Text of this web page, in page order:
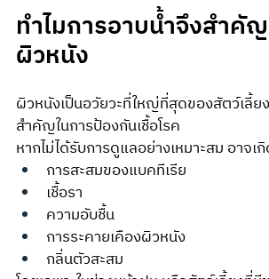
ทำไมการอาบน้ำจึงสำคั
ผิวหนัง
ผิวหนังเป็นอวัยวะที่ใหญ่ที่สุดของสัตว์เลี้ย
สำคัญในการป้องกันเชื้อโรค
หากไม่ได้รับการดูแลอย่างเหมาะสม อาจเ
การสะสมของแบคทีเรีย
เชื้อรา
ความอับชื้น
การระคายเคืองผิวหนัง
กลิ่นตัวสะสม